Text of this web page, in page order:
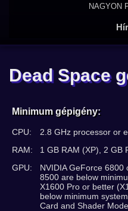
NAGYON
Dead Space
Minimum gépigény:
CPU:
2.8 GHz processor or
RAM:
1 GB RAM (XP), 2 GB
GPU:
NVIDIA GeForce
8500 are below
X1600 Pro or better
below minimum
Card and Shader